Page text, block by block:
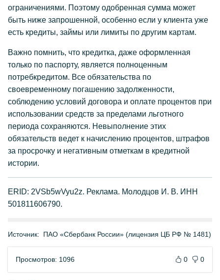
ограничениями. Поэтому одобренная сумма может
быть ниже запрошенной, особенно если у клиента уже
есть кредиты, займы или лимиты по другим картам.
Важно помнить, что кредитка, даже оформленная
только по паспорту, является полноценным
потребкредитом. Все обязательства по
своевременному погашению задолженности,
соблюдению условий договора и оплате процентов при
использовании средств за пределами льготного
периода сохраняются. Невыполнение этих
обязательств ведет к начислению процентов, штрафов
за просрочку и негативным отметкам в кредитной
истории.
ERID: 2VSb5wVyu2z. Реклама. Молодцов И. В. ИНН
501811606790.
Источник: ПАО «Сбербанк России» (лицензия ЦБ РФ № 1481)
Просмотров: 1096 0 0